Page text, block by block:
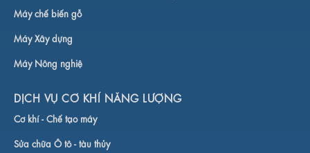
Máy chế biến gỗ
Máy Xây dựng
Máy Nông nghiệ
DỊCH VỤ CƠ KHÍ NĂNG LƯỢNG
Cơ khí -Chế tạo máy
Sửa chữa Ô tô - tàu thủy